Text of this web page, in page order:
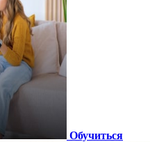
Обучиться